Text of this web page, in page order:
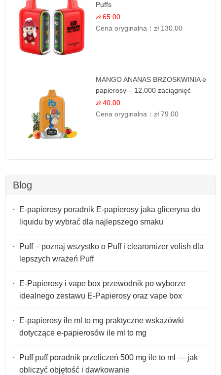
Puffs
zł 65.00
Cena oryginalna：zł 130.00
MANGO ANANAS BRZOSKWINIA e
papierosy – 12.000 zaciągnięć
zł 40.00
Cena oryginalna：zł 79.00
Blog
E-papierosy poradnik E-papierosy jaka gliceryna do
liquidu by wybrać dla najlepszego smaku
Puff – poznaj wszystko o Puff i clearomizer volish dla
lepszych wrażeń Puff
E-Papierosy i vape box przewodnik po wyborze
idealnego zestawu E-Papierosy oraz vape box
E-papierosy ile ml to mg praktyczne wskazówki
dotyczące e-papierosów ile ml to mg
Puff puff poradnik przeliczeń 500 mg ile to ml — jak
obliczyć objętość i dawkowanie